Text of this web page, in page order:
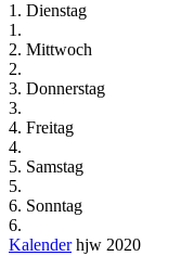
1. Dienstag
1.
2. Mittwoch
2.
3. Donnerstag
3.
4. Freitag
4.
5. Samstag
5.
6. Sonntag
6.
Kalenderhjw 2020